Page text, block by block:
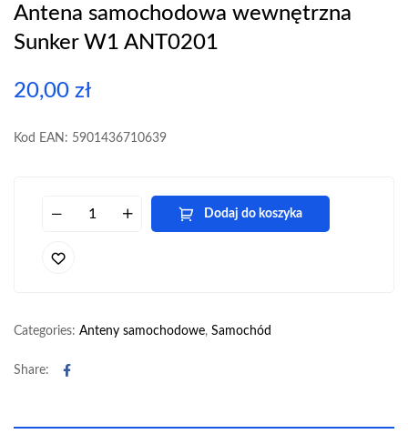
Antena samochodowa wewnętrzna
Sunker W1 ANT0201
20,00 zł
Kod EAN: 5901436710639
Dodaj do koszyka
Categories: Anteny samochodowe, Samochód
Share: Facebook